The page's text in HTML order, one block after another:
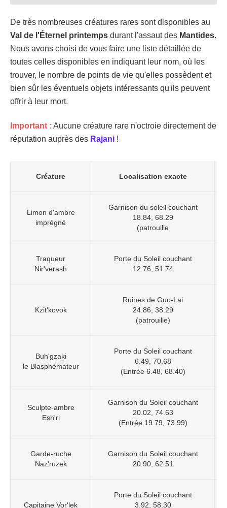
De très nombreuses créatures rares sont disponibles au
Val de l'Éternel printemps durant l'assaut des Mantides.
Nous avons choisi de vous faire une liste détaillée de
toutes celles disponibles en indiquant leur nom, où les
trouver, le nombre de points de vie qu'elles possèdent et
bien sûr les éventuels objets intéressants qu'ils peuvent
offrir à leur mort.
Important : Aucune créature rare n'octroie directement de
réputation auprès des Rajani !
Créature Localisation exacte
Limon d'ambre
imprégné
Garnison du soleil couchant
18.84, 68.29
(patrouille
Traqueur
Nir'verash
Porte du Soleil couchant
12.76, 51.74
Kzit'kovok
Ruines de Guo-Lai
24.86, 38.29
(patrouille)
Buh'gzaki
le Blasphémateur
Porte du Soleil couchant
6.49, 70.68
(Entrée 6.48, 68.40)
Sculpte-ambre
Esh'ri
Garnison du Soleil couchant
20.02, 74.63
(Entrée 19.79, 73.99)
Garde-ruche
Naz'ruzek
Garnison du Soleil couchant
20.90, 62.51
Capitaine Vor'lek
Porte du Soleil couchant
3.92, 58.30